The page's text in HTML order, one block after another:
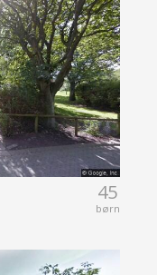
45
børn